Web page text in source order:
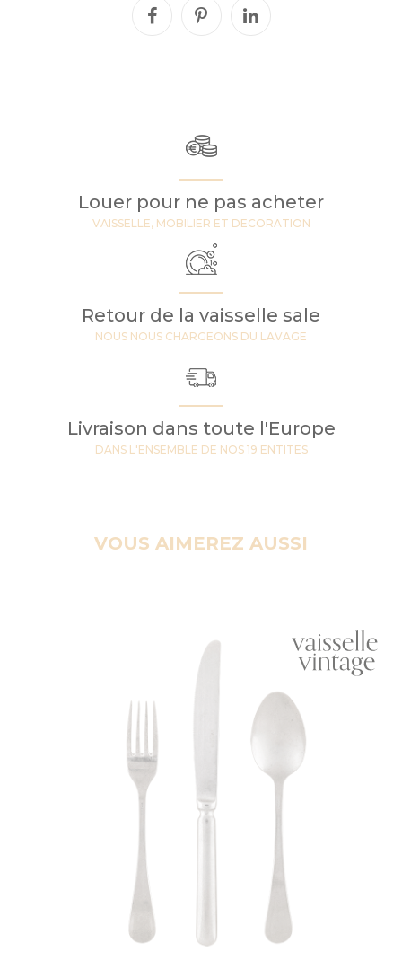
Louer pour ne pas acheter
VAISSELLE, MOBILIER ET DECORATION
Retour de la vaisselle sale
NOUS NOUS CHARGEONS DU LAVAGE
Livraison dans toute l'Europe
DANS L'ENSEMBLE DE NOS 19 ENTITES
VOUS AIMEREZ AUSSI